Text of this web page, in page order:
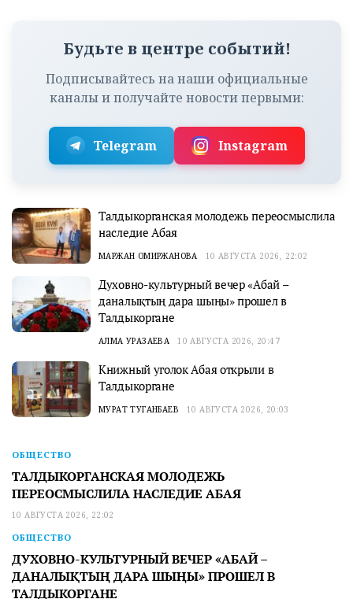
Будьте в центре событий!
Подписывайтесь на наши официальные
каналы и получайте новости первыми:
Telegram Instagram
Талдыкорганская молодежь переосмыслила
наследие Абая
МАРЖАН ОМИРЖАНОВА 10 АВГУСТА 2026, 22:02
Духовно-культурный вечер «Абай –
даналықтың дара шыңы» прошел в
Талдыкоргане
АЛМА УРАЗАЕВА 10 АВГУСТА 2026, 20:47
Книжный уголок Абая открыли в
Талдыкоргане
МУРАТ ТУГАНБАЕВ 10 АВГУСТА 2026, 20:03
ОБЩЕСТВО
ТАЛДЫКОРГАНСКАЯ МОЛОДЕЖЬ
ПЕРЕОСМЫСЛИЛА НАСЛЕДИЕ АБАЯ
10 АВГУСТА 2026, 22:02
ОБЩЕСТВО
ДУХОВНО-КУЛЬТУРНЫЙ ВЕЧЕР «АБАЙ –
ДАНАЛЫҚТЫҢ ДАРА ШЫҢЫ» ПРОШЕЛ В
ТАЛДЫКОРГАНЕ